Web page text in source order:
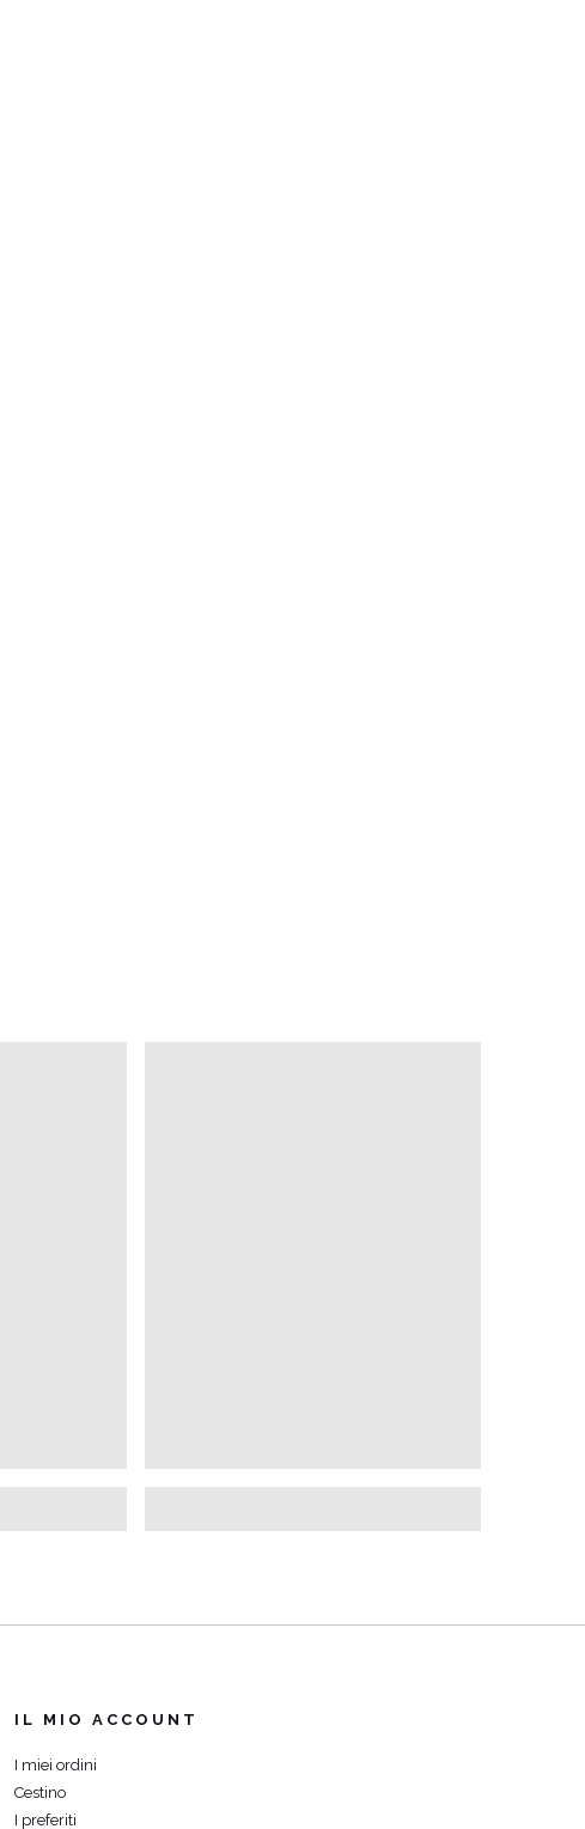
IL MIO ACCOUNT
I miei ordini
Cestino
I preferiti